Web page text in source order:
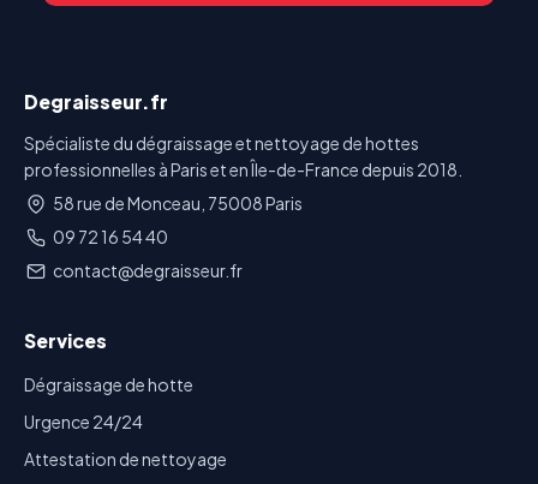
Degraisseur.fr
Spécialiste du dégraissage et nettoyage de hottes
professionnelles à Paris et en Île-de-France depuis 2018.
58 rue de Monceau, 75008 Paris
09 72 16 54 40
contact@degraisseur.fr
Services
Dégraissage de hotte
Urgence 24/24
Attestation de nettoyage